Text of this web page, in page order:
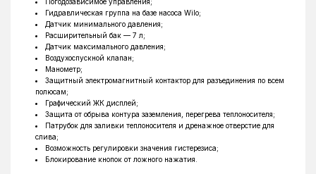
Гидравлическая группа на базе насоса Wilo;
Датчик минимального давления;
Расширительный бак — 7 л;
Датчик максимального давления;
Воздухоспускной клапан;
Манометр;
Защитный электромагнитный контактор для разъединения по всем
полюсам;
Графический ЖК дисплей;
Защита от обрыва контура заземления, перегрева теплоносителя;
Патрубок для заливки теплоносителя и дренажное отверстие для
слива;
Возможность регулировки значения гистерезиса;
Блокирование кнопок от ложного нажатия.